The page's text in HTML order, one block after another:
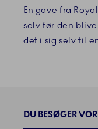
En gave fra
selv før den
det i sig selv til
DU BESØGER